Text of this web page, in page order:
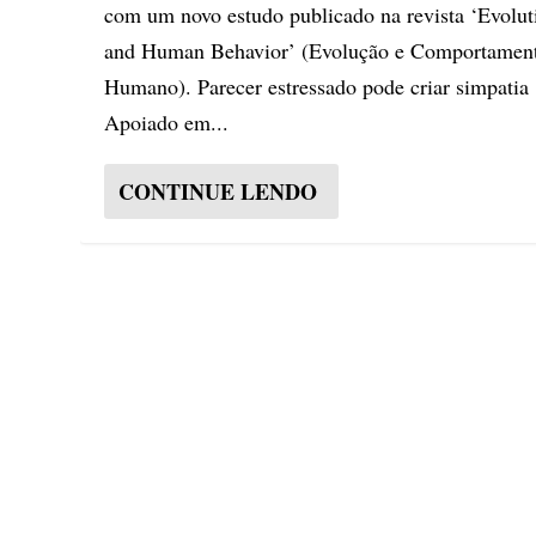
com um novo estudo publicado na revista
and Human Behavior’ (Evolução e
Humano). Parecer estressado pode criar simpatia
Apoiado em...
CONTINUE LENDO